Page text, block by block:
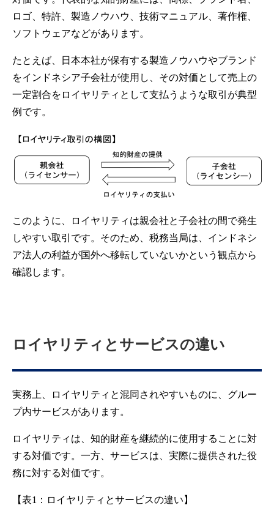
ロゴ、特許、製造ノウハウ、技術マニュアル、著作権、
ソフトウェアなどがあります。
たとえば、日本本社が保有する製造ノウハウやブランド
をインドネシア子会社が使用し、その対価として売上の
一定割合をロイヤリティとして支払うような取引が典型
例です。
このように、ロイヤリティは親会社と子会社の間で発生
しやすい取引です。そのため、税務当局は、インドネシ
ア法人の利益が国外へ移転していないかという観点から
確認します。
ロイヤリティとサービスの違い
実務上、ロイヤリティと混同されやすいものに、グルー
プ内サービスがあります。
ロイヤリティは、知的財産を継続的に使用することに対
する対価です。一方、サービスは、実際に提供された役
務に対する対価です。
【表1：ロイヤリティとサービスの違い】